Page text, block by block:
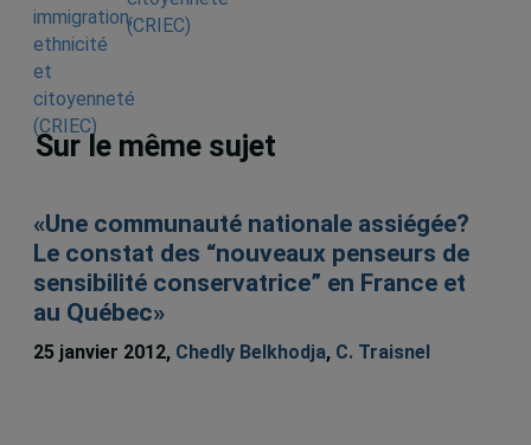
(CRIEC)
Sur le même sujet
«Une communauté nationale assiégée?
Le constat des “nouveaux penseurs de
sensibilité conservatrice” en France et
au Québec»
25 janvier 2012, Chedly Belkhodja, C. Traisnel